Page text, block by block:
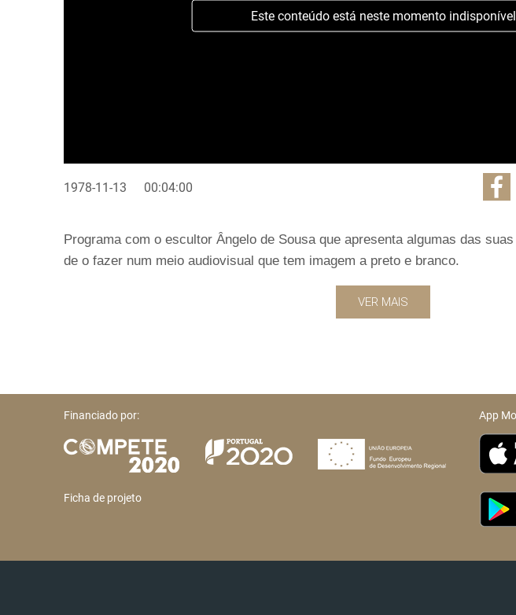
Este conteúdo está neste momento indisponível
1978-11-13 00:04:00
Programa com o escultor Ângelo de Sousa que apresenta algumas das
de o fazer num meio audiovisual que tem imagem a preto e branco.
VER MAIS
Financiado por:
Ficha de projeto
App